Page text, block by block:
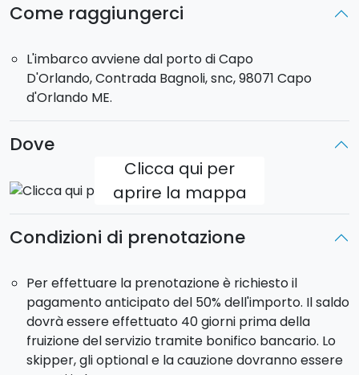
Come raggiungerci
L'imbarco avviene dal porto di Capo
D'Orlando, Contrada Bagnoli, snc, 98071 Capo
d'Orlando ME.
Dove
Clicca qui per
aprire la mappa
Condizioni di prenotazione
Per effettuare la prenotazione è richiesto il
pagamento anticipato del 50% dell'importo. Il saldo
dovrà essere effettuato 40 giorni prima della
fruizione del servizio tramite bonifico bancario. Lo
skipper, gli optional e la cauzione dovranno essere